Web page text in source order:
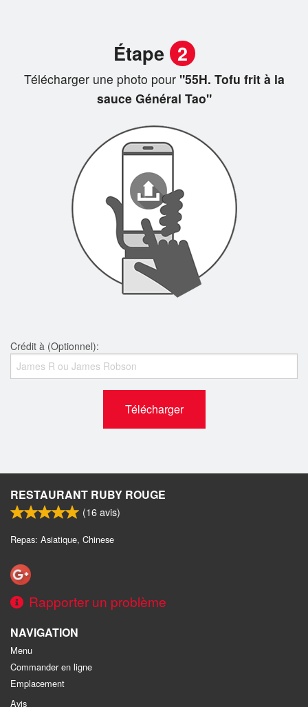
Étape 2
Télécharger une photo pour"55H. Tofu frit à la
sauce Général Tao"
Crédit à (Optionnel):
Télécharger
RESTAURANT RUBY ROUGE
(16avis)
Repas: Asiatique, Chinese
Rapporter un problème
NAVIGATION
Menu
Commander en ligne
Emplacement
Avis